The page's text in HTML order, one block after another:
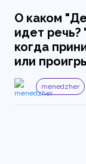
О каком
идет
когда
или
menedzher